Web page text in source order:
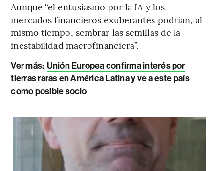
Aunque “el entusiasmo por la IA y los
mercados financieros exuberantes podrían, al
mismo tiempo, sembrar las semillas de la
inestabilidad macrofinanciera”.
Ver más: Unión Europea confirma interés por
tierras raras en América Latina y ve a este país
como posible socio